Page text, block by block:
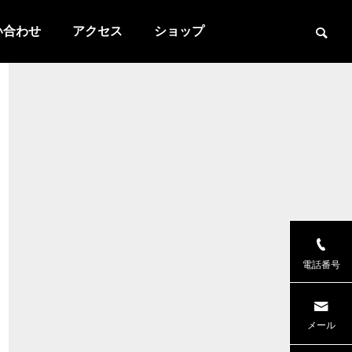
合わせ アクセス ショップ
電話番号
メール